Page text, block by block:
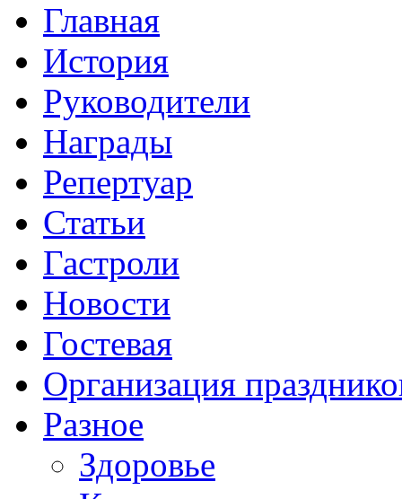
Главная
История
Руководители
Награды
Репертуар
Статьи
Гастроли
Новости
Гостевая
Организация
Разное
Здоровье